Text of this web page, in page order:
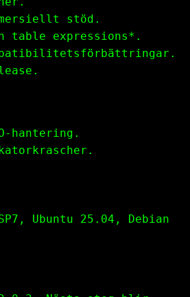
stöd.
table expressions*.
hantering.
Ubuntu 25.04, Debian